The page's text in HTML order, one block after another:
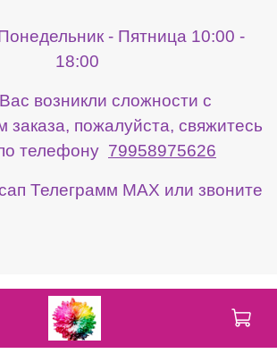
- Пятница 10:00 -
18:00
возникли сложности с
пожалуйста, свяжитесь
телефону 79958975626
Телеграмм МАХ или звоните